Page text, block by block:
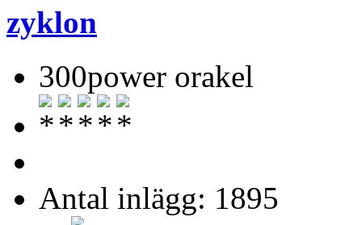
zyklon
300power orakel
Antal inlägg: 1895